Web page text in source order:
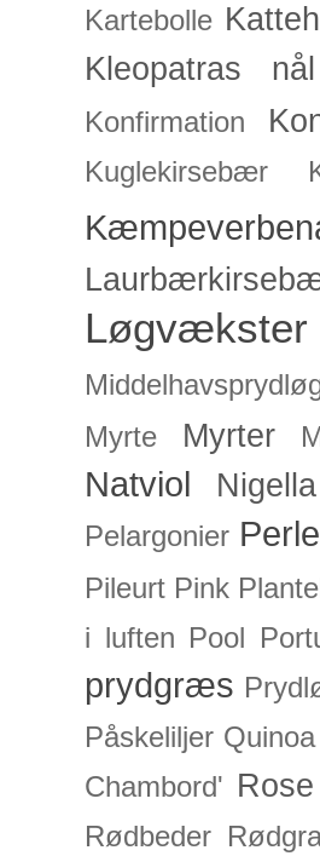
Kartebolle
Kleopatras nål
Konfirmation
Kuglekirsebær
Løgvækster
Myrte Myrter
Natviol Nigella
Pelargonier
Pileurt Pink
i luften
Pool
prydgræs
Påskeliljer Quinoa
Chambord'
Rødbeder